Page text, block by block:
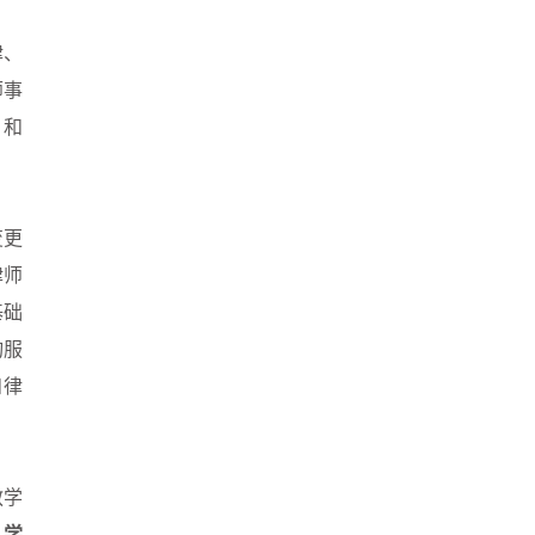
事
律